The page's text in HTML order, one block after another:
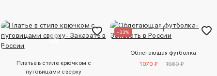
Платье в стиле крючком с
пуговицами сверху
–33%
Облегающая футболка
1070 ₽
1580 ₽